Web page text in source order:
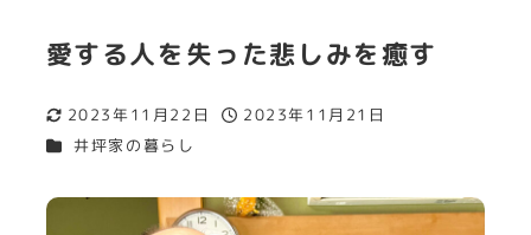
愛する人を失った悲しみを癒す
更新日
2023年11月22日
投稿日
2023年11月21日
カテゴリー
井坪家の暮らし